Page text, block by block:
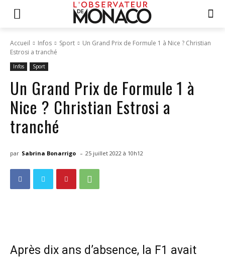
Accueil Infos Sport
Un Grand Prix de Formule 1 à Nice ? Christian
Estrosi a tranché
Infos Sport
Un Grand Prix de Formule 1 à
Nice ? Christian Estrosi a
tranché
par Sabrina Bonarrigo - 25 juillet 2022 à 10h12
Après dix ans d’absence, la F1 avait